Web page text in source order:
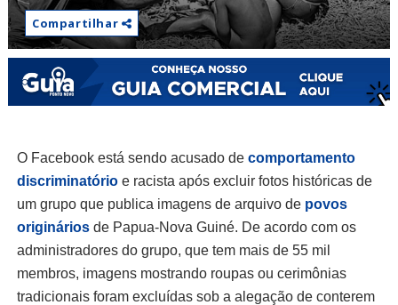
Compartilhar
O Facebook está sendo acusado de comportamento
discriminatórioe racista após excluir fotos históricas de
um grupo que publica imagens de arquivo de povos
origináriosde Papua-Nova Guiné. De acordo com os
administradores do grupo, que tem mais de 55 mil
membros, imagens mostrando roupas ou cerimônias
tradicionais foram excluídas sob a alegação de conterem